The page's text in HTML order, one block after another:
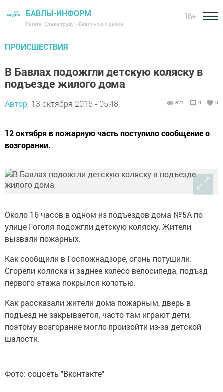
БАВЛЫ-ИНФОРМ
Газета "Слава труду" - Бавлинский район
16+
ПРОИСШЕСТВИЯ
В Бавлах подожгли детскую коляску в
подъезде жилого дома
Автор, 13 октября 2016 - 05:48 821 0 0
12 октября в пожарную часть поступило сообщение о
возгорании.
Около 16 часов в одном из подъездов дома №5А по
улице Гоголя подожгли детскую коляску. Жители
вызвали пожарных.
Как сообщили в Госпожнадзоре, огонь потушили.
Сгорели коляска и заднее колесо велосипеда, подъзд
первого этажа покрылся копотью.
Как рассказали жители дома пожарным, дверь в
подъезд не закрывается, часто там играют дети,
поэтому возгорание могло произойти из-за детской
шалости.
Фото: соцсеть "Вконтакте"